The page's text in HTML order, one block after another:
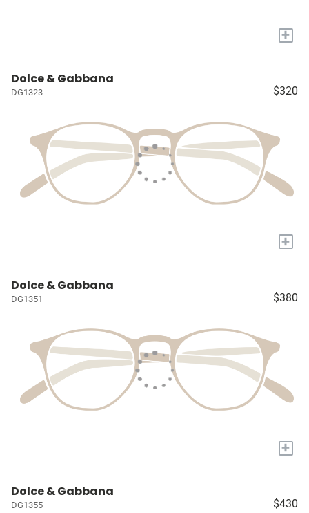
+
Dolce & Gabbana
DG1323 $320
+
Dolce & Gabbana
DG1351 $380
+
Dolce & Gabbana
DG1355 $430